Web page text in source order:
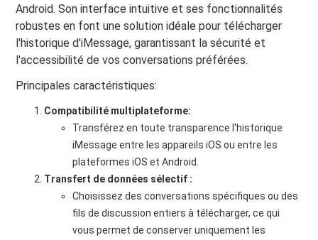
Android. Son interface intuitive et ses fonctionnalités
robustes en font une solution idéale pour télécharger
l'historique d'iMessage, garantissant la sécurité et
l'accessibilité de vos conversations préférées.
Principales caractéristiques:
Compatibilité multiplateforme:
Transférez en toute transparence l'historique
iMessage entre les appareils iOS ou entre les
plateformes iOS et Android.
Transfert de données sélectif :
Choisissez des conversations spécifiques ou des
fils de discussion entiers à télécharger, ce qui
vous permet de conserver uniquement les